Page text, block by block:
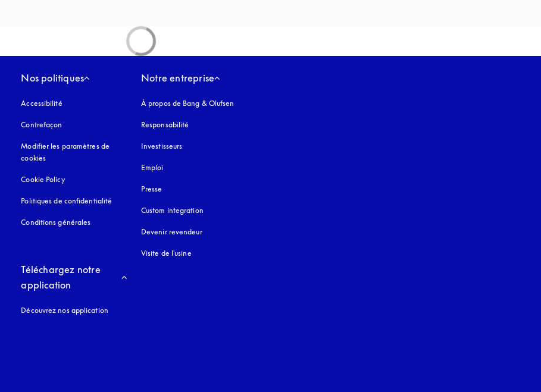
Nos politiques
Accessibilité s’ouvre dans un nouvel onglet
Contrefaçon s’ouvre dans un nouvel onglet
Modifier les paramètres de
cookies
Cookie Policys’ouvre dans un nouvel onglet
Politiques de confidentialité
Conditions générales
Notre entreprise
À propos de Bang & Olufsen
Responsabilité
Investisseurs
Emploi
Presse
Custom integration
Devenir revendeur
Visite de l'usine
Téléchargez notre
application
Découvrez nos application